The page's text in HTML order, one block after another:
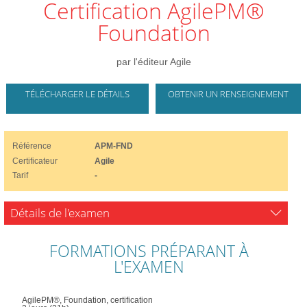
Certification AgilePM®
Foundation
par l'éditeur Agile
TÉLÉCHARGER LE DÉTAILS OBTENIR UN RENSEIGNEMENT
Référence
APM-FND
Certificateur
Agile
Tarif
-
Détails de l'examen
FORMATIONS PRÉPARANT À
L'EXAMEN
AgilePM®, Foundation, certification